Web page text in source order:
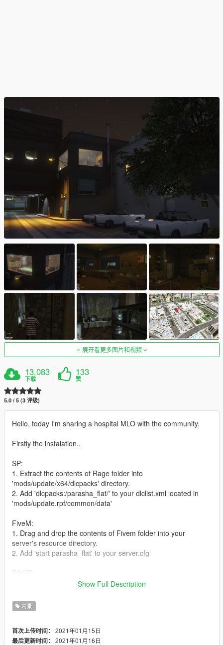
展开看更多图片和视频
13,083
下载
133
赞
5.0 / 5 (3 评级)
Hello, today I'm sharing a hospital MLO with the community.
Firstly the instalation..
SP:
1. Extract the contents of Rage folder into
'mods/update/x64/dlcpacks' directory.
2. Add 'dlcpacks:/parasha_flat/' to your dlclist.xml located in
'mods/update.rpf/common/data'
FiveM:
1. Drag and drop the contents of Fivem folder into your
server's resource directory.
2. Add 'start parasha_flat' to your server.cfg
1. Drag the clinick folder in your server's dlcpacks folder
Mod description:
- The Main Lounge
Notice:
Show Full Description
内景
首次上传时间： 2021年01月15日
最后更新时间： 2021年01月16日